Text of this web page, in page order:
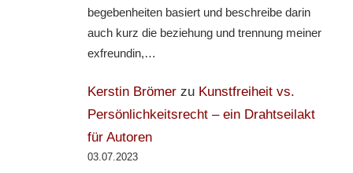
begebenheiten basiert und beschreibe darin
auch kurz die beziehung und trennung meiner
exfreundin,…
Kerstin Brömerzu Kunstfreiheit vs.
Persönlichkeitsrecht – ein Drahtseilakt
für Autoren
03.07.2023